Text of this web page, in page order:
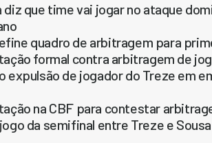
que time vai jogar no ataque
quadro de arbitragem para
formal contra arbitragem de
expulsão de jogador do Treze em
na CBF para contestar
da semifinal entre Treze e